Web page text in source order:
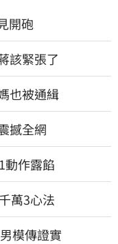
開砲
該緊張了
也被通緝
撼全網
動作露餡
萬3心法
模傳證實